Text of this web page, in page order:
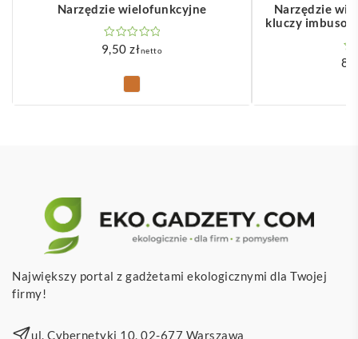
Narzędzie wielofunkcyjne
9,50złnetto
Narzędzie
kluczy
Największy portal z gadżetami ekologicznymi dla Twojej
firmy!
ul. Cybernetyki 10, 02-677 Warszawa